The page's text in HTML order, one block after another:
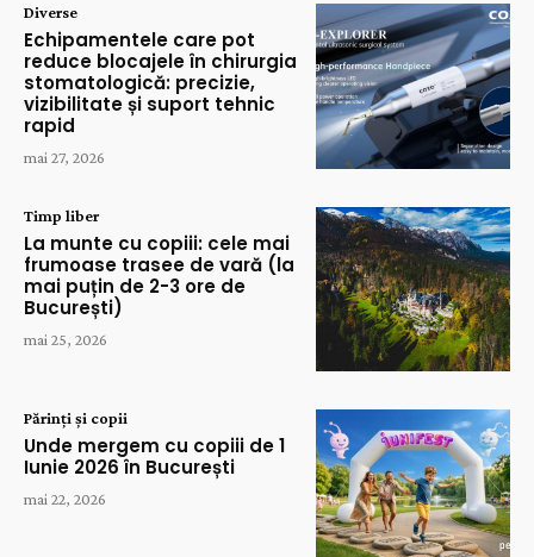
Diverse
Echipamentele care pot
reduce blocajele în chirurgia
stomatologică: precizie,
vizibilitate și suport tehnic
rapid
mai 27, 2026
Timp liber
La munte cu copiii: cele mai
frumoase trasee de vară (la
mai puțin de 2-3 ore de
București)
mai 25, 2026
Părinți și copii
Unde mergem cu copiii de 1
Iunie 2026 în București
mai 22, 2026